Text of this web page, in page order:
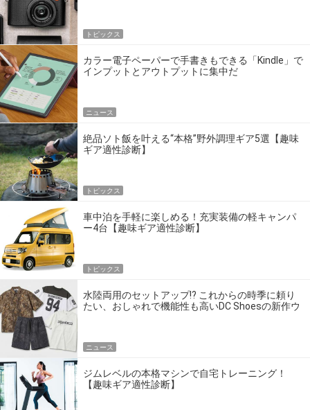
トピックス
カラー電子ペーパーで手書きもできる「Kindle」で
インプットとアウトプットに集中だ
ニュース
絶品ソト飯を叶える“本格”野外調理ギア5選【趣味
ギア適性診断】
トピックス
車中泊を手軽に楽しめる！充実装備の軽キャンパ
ー4台【趣味ギア適性診断】
トピックス
水陸両用のセットアップ!? これからの時季に頼り
たい、おしゃれで機能性も高いDC Shoesの新作ウ
ニュース
ジムレベルの本格マシンで自宅トレーニング！
【趣味ギア適性診断】